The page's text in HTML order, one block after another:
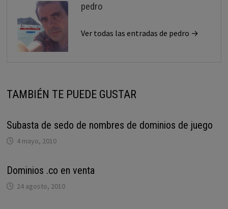
pedro
Ver todas las entradas de pedro →
TAMBIÉN TE PUEDE GUSTAR
Subasta de sedo de nombres de dominios de juego
4 mayo, 2010
Dominios .co en venta
24 agosto, 2010